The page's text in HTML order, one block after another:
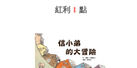
紅利 1 點